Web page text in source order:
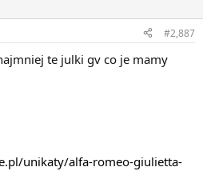
#2,887
te julki gv co je mamy
unikaty/alfa-romeo-giulietta-